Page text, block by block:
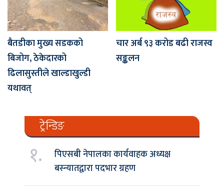
बैतडीका मुख्य सडकको
बिजोग, ठेकेदारको
ढिलासुस्तीले खाल्डाखुल्डी
यथावत्
चार अर्ब ९३ करोड बढी राजस्व
सङ्कलन
ट्रेन्डिङ
१.
पिएसबी नेपालका कार्यवाहक अध्यक्ष
बस्न्यातद्वारा पदभार ग्रहण